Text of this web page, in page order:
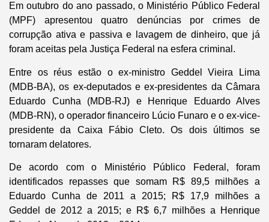
Em outubro do ano passado, o Ministério Público Federal
(MPF) apresentou quatro denúncias por crimes de
corrupção ativa e passiva e lavagem de dinheiro, que já
foram aceitas pela Justiça Federal na esfera criminal.
Entre os réus estão o ex-ministro Geddel Vieira Lima
(MDB-BA), os ex-deputados e ex-presidentes da Câmara
Eduardo Cunha (MDB-RJ) e Henrique Eduardo Alves
(MDB-RN), o operador financeiro Lúcio Funaro e o ex-vice-
presidente da Caixa Fábio Cleto. Os dois últimos se
tornaram delatores.
De acordo com o Ministério Público Federal, foram
identificados repasses que somam R$ 89,5 milhões a
Eduardo Cunha de 2011 a 2015; R$ 17,9 milhões a
Geddel de 2012 a 2015; e R$ 6,7 milhões a Henrique